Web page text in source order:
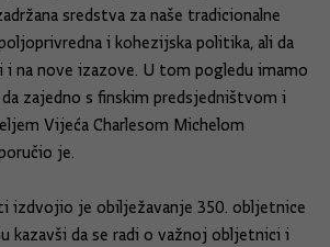
sredstva za naše tradicionalne
i kohezijska politika, ali da
na nove izazove. U tom pogledu imamo
zajedno s finskim predsjedništvom i
Vijeća Charlesom Michelom
je.
izdvojio je obilježavanje 350. obljetnice
kazavši da se radi o važnoj obljetnici i